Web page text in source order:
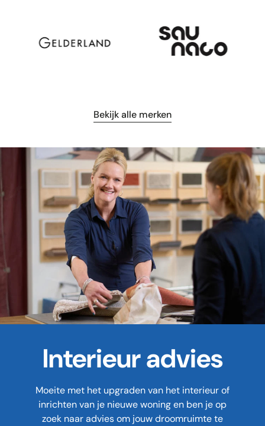
Bekijk alle merken
Interieur advies
Moeite met het upgraden van het interieur of
inrichten van je nieuwe woning en ben je op
zoek naar advies om jouw droomruimte te